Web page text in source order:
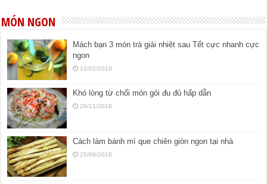
MÓN NGON
Mách bạn 3 món trà giải nhiệt sau Tết cực nhanh cực
ngon
12/02/2019
Khó lòng từ chối món gỏi đu đủ hấp dẫn
28/11/2018
Cách làm bánh mì que chiên giòn ngon tại nhà
25/09/2018